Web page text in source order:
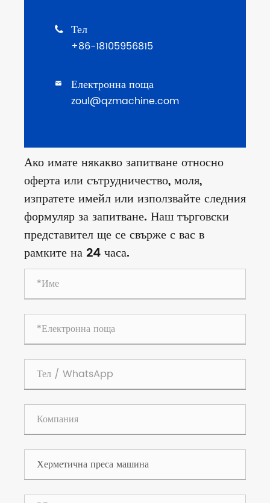
 Тел
+86-18105956815
 Електронна поща
zoul@qzmachine.com
Ако имате някакво запитване относно
оферта или сътрудничество, моля,
изпратете имейл или използвайте следния
формуляр за запитване. Наш търговски
представител ще се свърже с вас в
рамките на 24 часа.